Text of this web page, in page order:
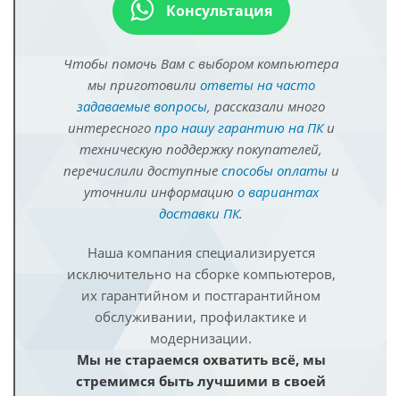
Консультация
Чтобы помочь Вам с выбором компьютера
мы приготовили ответы на часто
задаваемые вопросы, рассказали много
интересного про нашу гарантию на ПКи
техническую поддержку покупателей,
перечислили доступные способы оплатыи
уточнили информацию о вариантах
доставки ПК.
Наша компания специализируется
исключительно на сборке компьютеров,
их гарантийном и постгарантийном
обслуживании, профилактике и
модернизации.
Мы не стараемся охватить всё, мы
стремимся быть лучшими в своей